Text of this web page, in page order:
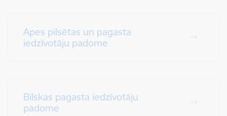
Apes pilsētas un pagasta
iedzīvotāju padome
Bilskas pagasta iedzīvotāju
padome